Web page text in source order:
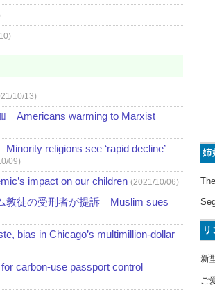
10/13)
Americans warming to Marxist
religions see ‘rapid decline’
09)
impact on our children (2021/10/06)
教徒の受刑者が提訴 Muslim sues
bias in Chicago’s multimillion-dollar
carbon-use passport control
姉
リ
新
ご